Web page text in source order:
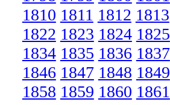
1810 1811 1812 1813
1822 1823 1824 1825
1834 1835 1836 1837
1846 1847 1848 1849
1858 1859 1860 1861